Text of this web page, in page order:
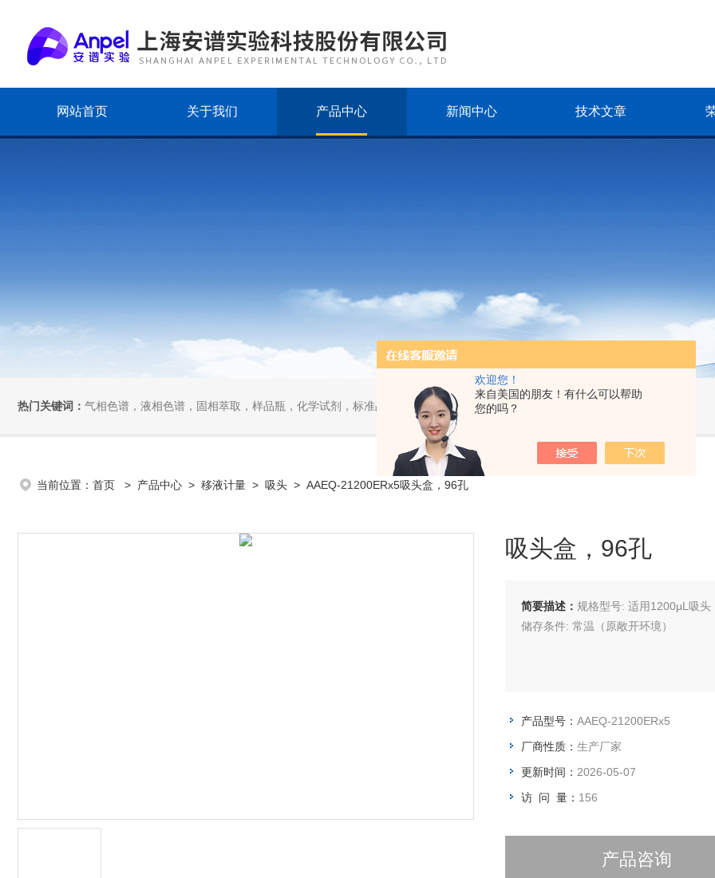
欢迎您！
来自美国的朋友！有什么可以帮助
您的吗？
网站首页 关于我们 产品中心 新闻中心 技术文章
热门关键词： 气相色谱，液相色谱，固相萃取，样品瓶，化学试剂，标准品，小型仪器
当前位置： 首页 > 产品中心 > 移液计量 > 吸头 > AAEQ-21200ERx5吸头盒，96孔
吸头盒，96孔
简要描述： 规格型号: 适用1200μL吸头
储存条件: 常温（原敞开环境）
产品型号： AAEQ-21200ERx5
厂商性质： 生产厂家
更新时间： 2026-05-07
访 问 量： 156
产品咨询